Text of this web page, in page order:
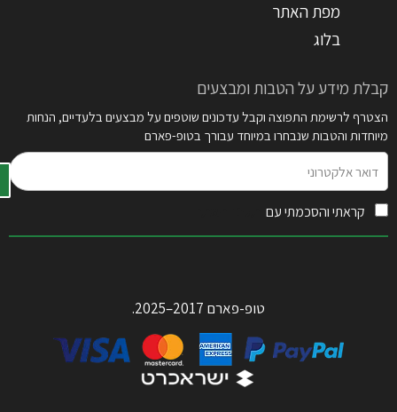
מפת האתר
בלוג
קבלת מידע על הטבות ומבצעים
הצטרף לרשימת התפוצה וקבל עדכונים שוטפים על מבצעים בלעדיים, הנחות
מיוחדות והטבות שנבחרו במיוחד עבורך בטופ-פארם
אלקטרוני
קראתי והסכמתי עם
טופ-פארם 2017–2025.